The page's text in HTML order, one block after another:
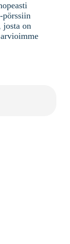
pörssiin
josta on